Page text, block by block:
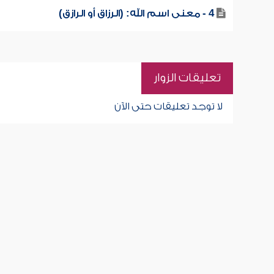
4 - معنى اسم الله: (الرزاق أو الرازق)
تعليقات الزوار
لا توجد تعليقات حتى الآن